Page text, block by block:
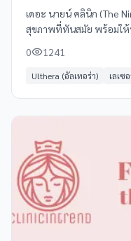
เดอะ นายน์ คลินิก (The
สุขภาพที่ทันสมัย พร้อมให้
0 1241
Ulthera (อัลเทอร่า) เลเซ